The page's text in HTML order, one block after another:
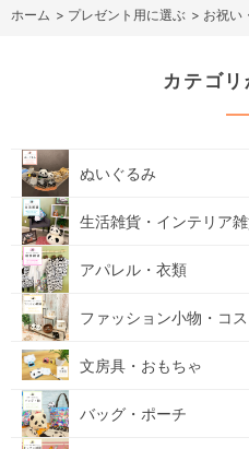
ホーム > プレゼント用に選ぶ > お祝い
カテゴ
ぬいぐるみ
生活雑貨・インテリア
アパレル・衣類
ファッション小物・コ
文房具・おもちゃ
バッグ・ポーチ